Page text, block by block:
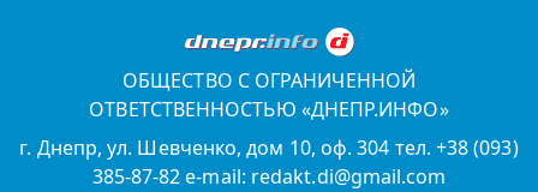
ОБЩЕСТВО С ОГРАНИЧЕННОЙ
ОТВЕТСТВЕННОСТЬЮ «ДНЕПР.ИНФО»
г. Днепр, ул. Шевченко, дом 10, оф. 304 тел. +38 (093)
385-87-82 e-mail: redakt.di@gmail.com